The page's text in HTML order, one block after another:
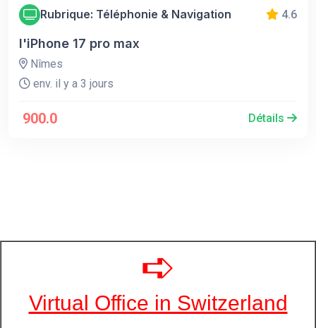
Rubrique: Téléphonie & Navigation 4.6
l'iPhone 17 pro max
Nîmes
env. il y a 3 jours
900.0 Détails